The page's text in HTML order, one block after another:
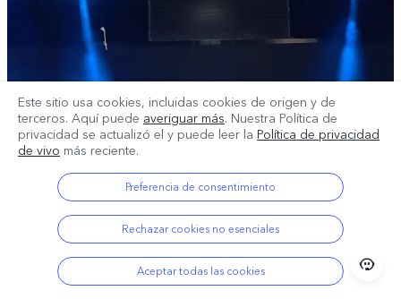
Este sitio usa cookies, incluidas cookies de origen y de
terceros. Aquí puede averiguar más. Nuestra Política de
privacidad se actualizó el y puede leer la Política de privacidad
de vivo más reciente.
Preferencia de consentimiento
Rechazar cookies no esenciales
Aceptar todas las cookies